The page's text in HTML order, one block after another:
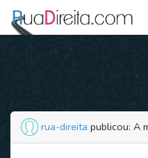
rua-direita publicou: A